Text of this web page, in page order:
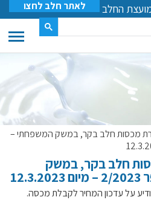
החלב לאתר חלב לחצו
מכסות חלב בקר, במשק המשפחתי –
חלב בקר, במשק